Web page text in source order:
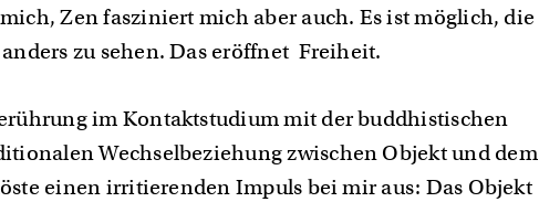
Zen fasziniert mich aber auch. Es ist möglich, die
zu sehen. Das eröffnet Freiheit.
im Kontaktstudium mit der buddhistischen
Wechselbeziehung zwischen Objekt und dem
einen irritierenden Impuls bei mir aus: Das Objekt